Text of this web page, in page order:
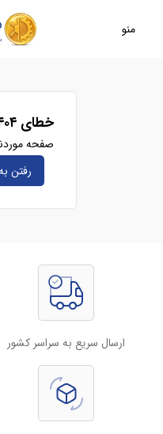
منو
خطای ۴۰۴!
صفحه
رفتن
ارسال سریع به سراسر کشور